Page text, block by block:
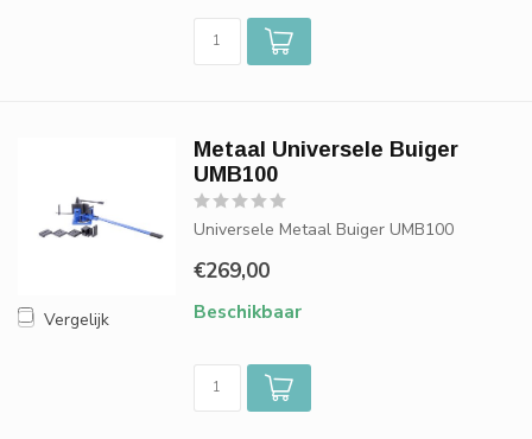
Vergelijk
Metaal Universele Buiger
UMB100
Universele Metaal Buiger UMB100
€269,00
Beschikbaar